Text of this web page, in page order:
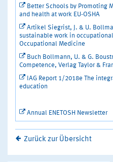
Better Schools by Promoting
and health at work EU-OSHA
Artikel Siegrist, J. & U.
sustainable work in
Occupational Medicine
Buch Bollmann, U. & G.
Competence, Verlag Taylor &
IAG Report 1/2018e The
education
Annual ENETOSH Newsletter
Zurück zur Übersicht